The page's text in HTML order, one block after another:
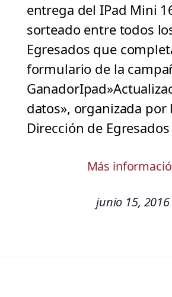
entrega del IPad Mini
sorteado entre todos
Egresados que
formulario de la
datos», organizada por
Dirección de Egresados
Más
junio 15, 2016